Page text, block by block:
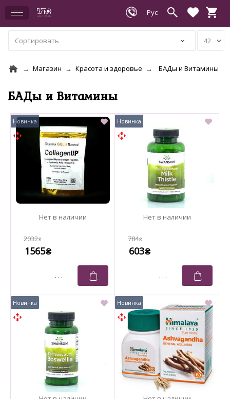
Магазин Красота и здоровье БАДы и Витамины
БАДы и Витамины
2032₴
1565₴
784₴
603₴